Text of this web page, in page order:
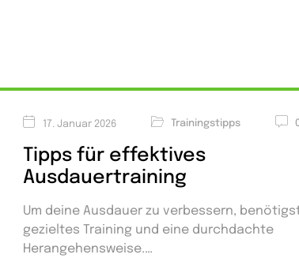
17. Januar 2026 Trainingstipps
Tipps für effektives
Ausdauertraining
Um deine Ausdauer zu verbessern,
gezieltes Training und eine durchdachte
Herangehensweise.